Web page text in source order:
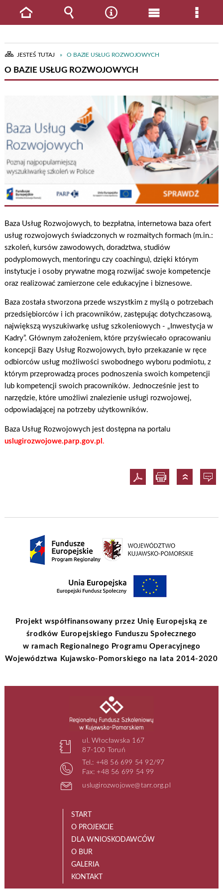
JESTEŚ TUTAJ O BAZIE USŁUG ROZWOJOWYCH
O BAZIE USŁUG ROZWOJOWYCH
Baza Usług Rozwojowych, to bezpłatna, internetowa baza ofert
usług rozwojowych świadczonych w rozmaitych formach (m.in.:
szkoleń, kursów zawodowych, doradztwa, studiów
podyplomowych, mentoringu czy coachingu), dzięki którym
instytucje i osoby prywatne mogą rozwijać swoje kompetencje
oraz realizować zamierzone cele edukacyjne i biznesowe.
Baza została stworzona przede wszystkim z myślą o potrzebach
przedsiębiorców i ich pracowników, zastępując dotychczasową,
największą wyszukiwarkę usług szkoleniowych - „Inwestycja w
Kadry”. Głównym założeniem, które przyświecało opracowaniu
koncepcji Bazy Usług Rozwojowych, było przekazanie w ręce
odbiorców usług możliwości swobodnego wyboru podmiotu, z
którym przeprowadzą proces podnoszenia swoich kompetencji
lub kompetencji swoich pracowników. Jednocześnie jest to
narzędzie, które umożliwi znalezienie usługi rozwojowej,
odpowiadającej na potrzeby użytkowników.
Baza Usług Rozwojowych jest dostępna na portalu
uslugirozwojowe.parp.gov.pl .
Projekt współfinansowany przez Unię Europejską ze
środków Europejskiego Funduszu Społecznego
w ramach Regionalnego Programu Operacyjnego
Województwa Kujawsko-Pomorskiego na lata 2014-2020
ul. Włocławska 167
87-100 Toruń
Tel.: +48 56 699 54 92/97
Fax: +48 56 699 54 99
uslugirozwojowe@tarr.org.pl
START
O PROJEKCIE
DLA WNIOSKODAWCÓW
O BUR
GALERIA
KONTAKT
Strona
główna
Wyszukiwarka
NarzędziaMenu
główne
Menu